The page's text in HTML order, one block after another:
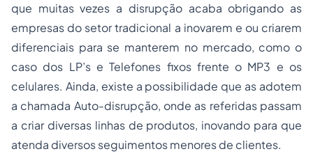
que muitas vezes a disrupção acaba obrigando as
empresas do setor tradicional a inovarem e ou criarem
diferenciais para se manterem no mercado, como o
caso dos LP’s e Telefones fixos frente o MP3 e os
celulares. Ainda, existe a possibilidade que as adotem
a chamada Auto-disrupção, onde as referidas passam
a criar diversas linhas de produtos, inovando para que
atenda diversos seguimentos menores de clientes.